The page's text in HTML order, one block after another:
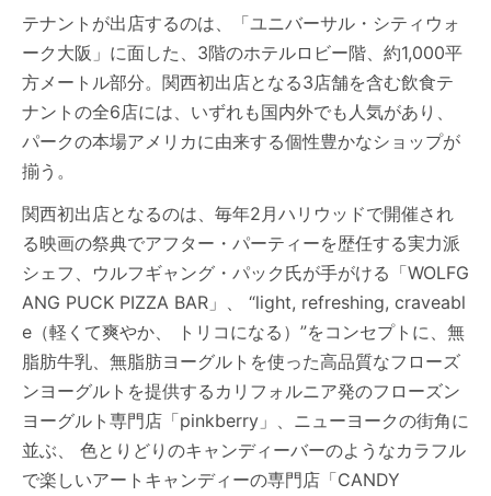
テナントが出店するのは、「ユニバーサル・シティウォ
ーク大阪」に面した、3階のホテルロビー階、約1,000平
方メートル部分。関西初出店となる3店舗を含む飲食テ
ナントの全6店には、いずれも国内外でも人気があり、
パークの本場アメリカに由来する個性豊かなショップが
揃う。
関西初出店となるのは、毎年2月ハリウッドで開催され
る映画の祭典でアフター・パーティーを歴任する実力派
シェフ、ウルフギャング・パック氏が手がける「WOLFG
ANG PUCK PIZZA BAR」、 “light, refreshing, craveabl
e（軽くて爽やか、 トリコになる）”をコンセプトに、無
脂肪牛乳、無脂肪ヨーグルトを使った高品質なフローズ
ンヨーグルトを提供するカリフォルニア発のフローズン
ヨーグルト専門店「pinkberry」、ニューヨークの街角に
並ぶ、 色とりどりのキャンディーバーのようなカラフル
で楽しいアートキャンディーの専門店「CANDY